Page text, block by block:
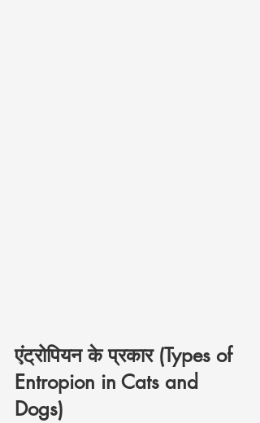
एंट्रोपियन के प्रकार (Types of
Entropion in Cats and
Dogs)